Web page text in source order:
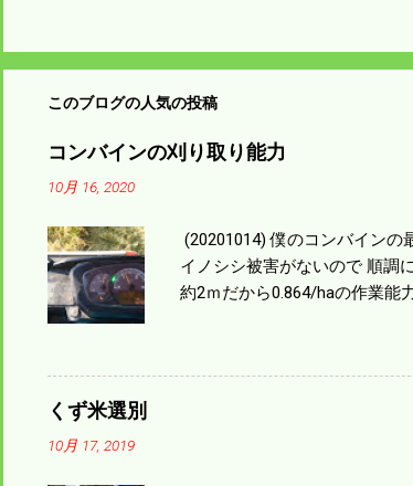
このブログの人気の投稿
コンバインの刈り取り能力
10月 16, 2020
(20201014) 僕のコンバイン
イノシシ被害がないので 順調
約2ｍだから0.864/haの作業能
ｃｍ速いのがあったが 籾の
足している。 というより買っ
くず米選別
10月 17, 2019